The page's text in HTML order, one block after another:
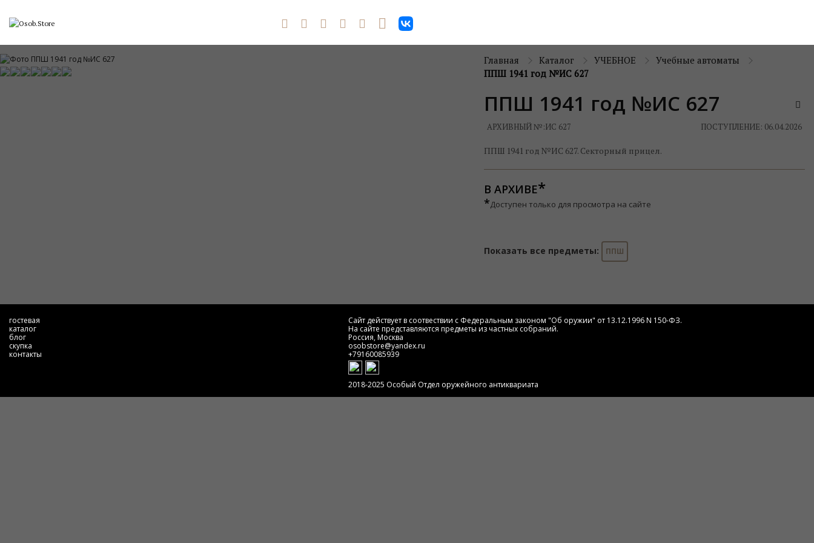
Главная Каталог УЧЕБНОЕ
Учебные автоматы
ППШ 1941 год №ИС 627
ППШ 1941 год №ИС 627
АРХИВНЫЙ №:ИС 627 ПОСТУПЛЕНИЕ: 06.04.2026
ППШ 1941 год №ИС 627. Секторный прицел.
В АРХИВЕ
*Доступен только для просмотра на сайте
Показать все предметы: ППШ
гостевая
каталог
блог
скупка
контакты
Сайт действует в соотвествии с Федеральным законом "Об оружии" от 13.12.1996 N 150-ФЗ.
На сайте представляются предметы из частных собраний.
Россия, Москва
osobstore@yandex.ru
+79160085939
2018-2025 Особый Отдел оружейного антиквариата